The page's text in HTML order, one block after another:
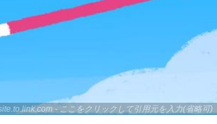
- ここをクリックして引用元を入力(省略可)